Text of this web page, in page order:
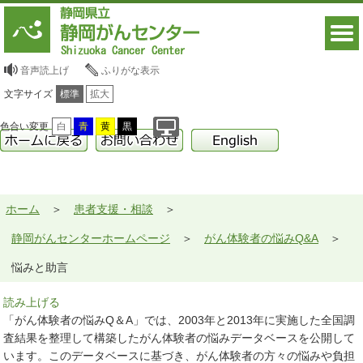
音声読上げ ふりがな表示
文字サイズ 標準 拡大
色合い変更 白 青 黄 黒
ホーム 患者支援・相談
静岡がんセンターホームページ がん体験者の悩みQ&A
悩みと助言
読み上げる
「がん体験者の悩みQ＆A」では、2003年と2013年に実施した全国調
査結果を整理して構築したがん体験者の悩みデータベースを公開して
います。このデータベースに基づき、がん体験者の方々の悩みや負担